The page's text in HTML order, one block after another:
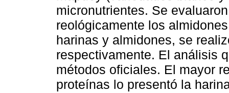
micronutrientes. Se
reológicamente los
harinas y almidones, se
respectivamente. El análisis
métodos oficiales. El mayor
proteínas lo presentó la